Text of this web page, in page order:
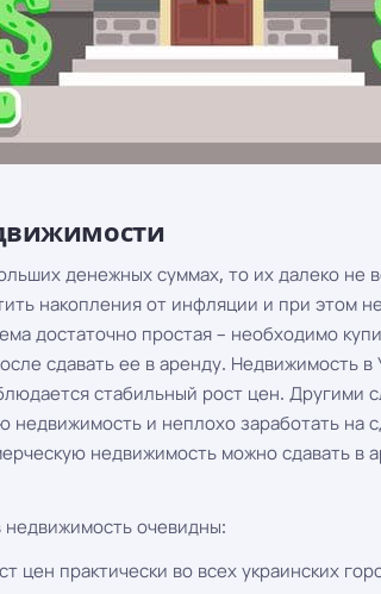
денежных суммах, то их далеко не
накопления от инфляции и при этом
достаточно простая – необходимо
сдавать ее в аренду. Недвижимость
стабильный рост цен.
недвижимость и неплохо заработать на
недвижимость можно сдавать в
очевидны:
цен практически во всех украинских